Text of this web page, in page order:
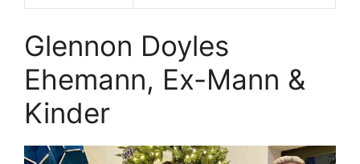
Glennon Doyles
Ehemann, Ex-Mann &
Kinder